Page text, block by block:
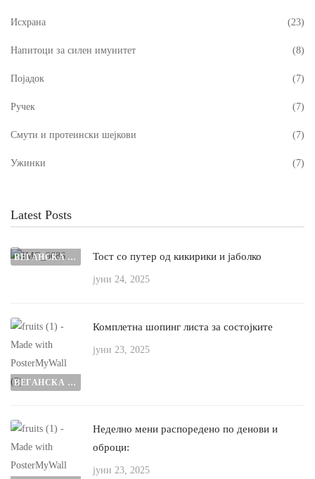
Исхрана (23)
Напитоци за силен имунитет (8)
Појадок (7)
Ручек (7)
Смути и протеински шејкови (7)
Ужинки (7)
Latest Posts
ВЕГАНСКА ЗДРАВА ИСХРАНА Тост со путер од кикирики и јаболко
јуни 24, 2025
ВЕГАНСКА ЗДРАВА ИСХРАНАA
Комплетна шопинг листа за состојките
јуни 23, 2025
Неделно мени распоредено по денови и
оброци:
јуни 23, 2025